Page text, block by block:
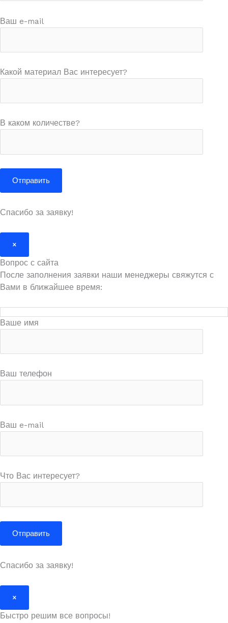
Ваш e-mail
Какой материал Вас интересует?
В каком количестве?
Спасибо за заявку!
×
Вопрос с сайта
После заполнения заявки наши менеджеры свяжутся с
Вами в ближайшее время:
Ваше имя
Ваш телефон
Ваш e-mail
Что Вас интересует?
Спасибо за заявку!
×
Быстро решим все вопросы!